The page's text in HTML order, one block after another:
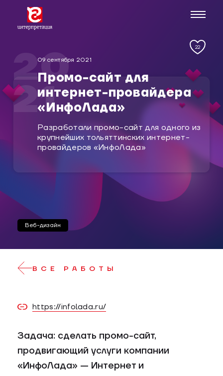
09 сентября 2021
20
21Промо-сайт для
интернет-провайдера
«ИнфоЛада»
Разработали промо-сайт для одного из
крупнейших тольяттинских интернет-
провайдеров «ИнфоЛада»
Веб-дизайн
22
ВСЕ РАБОТЫ
https://infolada.ru/
Задача: сделать промо-сайт,
продвигающий услуги компании
«ИнфоЛада» — Интернет и